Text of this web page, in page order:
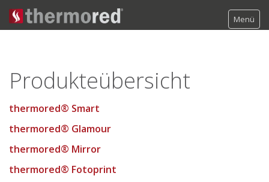
Menü
Produkte
thermored® Steel
thermored® Glamour
thermored® Mirror
thermored® Fotoprint
Produkteübersicht
thermored® Smart
thermored® Glamour
thermored® Mirror
thermored® Fotoprint